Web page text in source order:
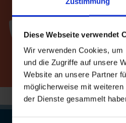
Diese Webseite verwendet
Wir verwenden Cookies,
und die Zugriffe auf unsere
Website an unsere Partner
möglicherweise mit
der Dienste gesammelt
